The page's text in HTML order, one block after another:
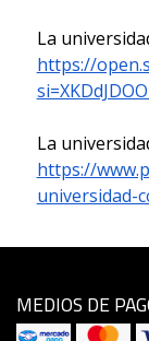
La
https://
La
https://
universidad-
MEDIOS DE